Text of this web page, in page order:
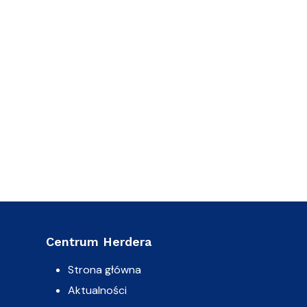
Centrum Herdera
Strona główna
Aktualności